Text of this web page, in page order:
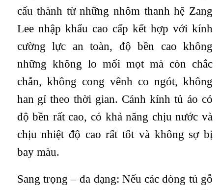
cấu thành từ những nhôm thanh hệ Zang
Lee nhập khẩu cao cấp kết hợp với kính
cường lực an toàn, độ bền cao không
những không lo mối mọt mà còn chắc
chắn, không cong vênh co ngót, không
han gỉ theo thời gian. Cánh kính tủ áo có
độ bền rất cao, có khả năng chịu nước và
chịu nhiệt độ cao rất tốt và không sợ bị
bay màu.
Sang trọng – đa dạng: Nếu các dòng tủ gỗ